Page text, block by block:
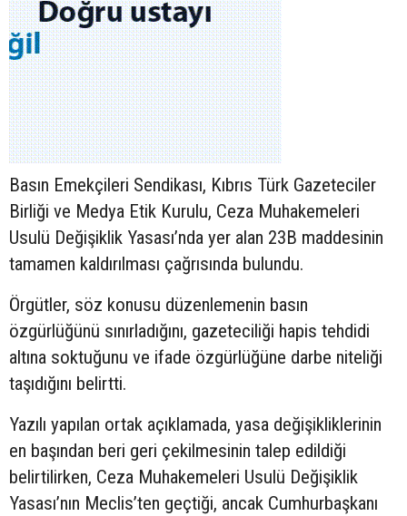
Basın Emekçileri Sendikası, Kıbrıs Türk Gazeteciler
Birliği ve Medya Etik Kurulu, Ceza Muhakemeleri
Usulü Değişiklik Yasası’nda yer alan 23B maddesinin
tamamen kaldırılması çağrısında bulundu.
Örgütler, söz konusu düzenlemenin basın
özgürlüğünü sınırladığını, gazeteciliği hapis tehdidi
altına soktuğunu ve ifade özgürlüğüne darbe niteliği
taşıdığını belirtti.
Yazılı yapılan ortak açıklamada, yasa değişikliklerinin
en başından beri geri çekilmesinin talep edildiği
belirtilirken, Ceza Muhakemeleri Usulü Değişiklik
Yasası’nın Meclis’ten geçtiği, ancak Cumhurbaşkanı